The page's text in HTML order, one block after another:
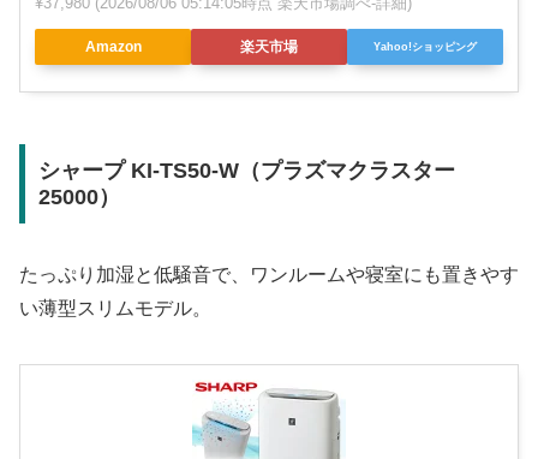
Amazon 楽天市場 Yahoo!ショッピング
シャープ KI-TS50-W（プラズマクラスター
25000）
たっぷり加湿と低騒音で、ワンルームや寝室にも置きやす
い薄型スリムモデル。